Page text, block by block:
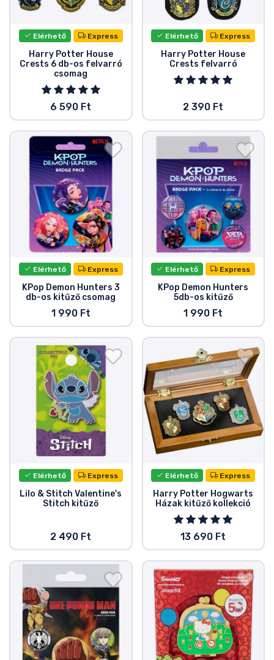
Elérhető Express
Harry Potter House
Crests 6 db-os felvarró
csomag
6 590 Ft
Elérhető Express
Harry Potter House
Crests felvarró
2 390 Ft
Elérhető Express
KPop Demon Hunters 3
db-os kitűző csomag
1 990 Ft
Elérhető Express
KPop Demon Hunters
5db-os kitűző
1 990 Ft
Elérhető Express
Lilo & Stitch Valentine's
Stitch kitűző
2 490 Ft
Elérhető Express
Harry Potter Hogwarts
Házak kitűző kollekció
13 690 Ft
Ajándékkártya
Szállítás és fizetés
Sorozatos cuccok
Filmes cuccok
Mesés cuccok
Animés cuccok
Gamer cuccok
Sportos cuccok
Zenés cuccok
Terméktípusok
Márkák